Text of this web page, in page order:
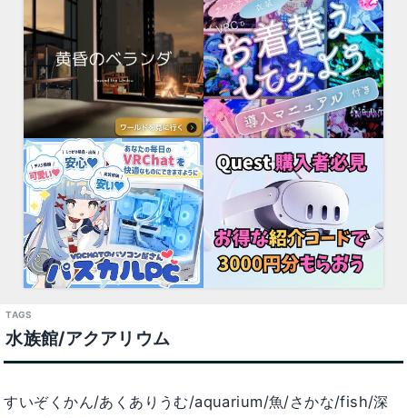
水族館/アクアリウム
すいぞくかん/あくありうむ/aquarium/魚/さかな/fish/深